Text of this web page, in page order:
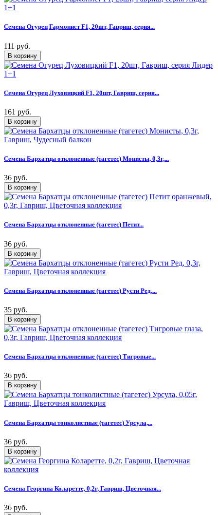
Семена Огурец Гармонист F1, 20шт, Гавриш, серия...
111 руб.
Семена Огурец Луховицкий F1, 20шт, Гавриш, серия...
161 руб.
Семена Бархатцы отклоненные (тагетес) Монисты, 0,3г,...
36 руб.
Семена Бархатцы отклоненные (тагетес) Петит...
36 руб.
Семена Бархатцы отклоненные (тагетес) Русти Ред,...
35 руб.
Семена Бархатцы отклоненные (тагетес) Тигровые...
36 руб.
Семена Бархатцы тонколистные (тагетес) Урсула,...
36 руб.
Семена Георгина Коларетте, 0,2г, Гавриш, Цветочная...
36 руб.